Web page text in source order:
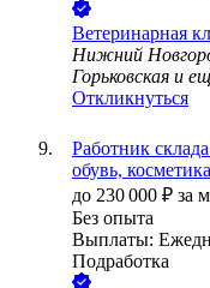
Ветеринарная
Нижний
Горьковская и
Откликнуться
Работник
обувь,
до 230 000 ₽ за
Без опыта
Выплаты:
Подработка